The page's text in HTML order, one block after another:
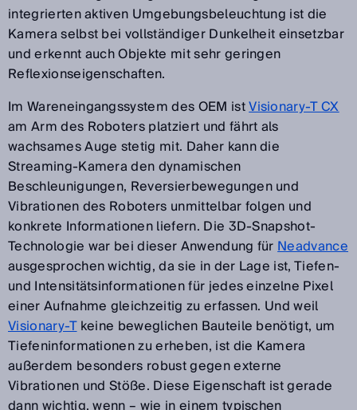
integrierten aktiven Umgebungsbeleuchtung ist die
Kamera selbst bei vollständiger Dunkelheit einsetzbar
und erkennt auch Objekte mit sehr geringen
Reflexionseigenschaften.
Im Wareneingangssystem des OEM istVisionary-T CX
am Arm des Roboters platziert und fährt als
wachsames Auge stetig mit. Daher kann die
Streaming-Kamera den dynamischen
Beschleunigungen, Reversierbewegungen und
Vibrationen des Roboters unmittelbar folgen und
konkrete Informationen liefern. Die 3D-Snapshot-
Technologie war bei dieser Anwendung fürNeadvance
ausgesprochen wichtig, da sie in der Lage ist, Tiefen-
und Intensitätsinformationen für jedes einzelne Pixel
einer Aufnahme gleichzeitig zu erfassen. Und weil
Visionary-Tkeine beweglichen Bauteile benötigt, um
Tiefeninformationen zu erheben, ist die Kamera
außerdem besonders robust gegen externe
Vibrationen und Stöße. Diese Eigenschaft ist gerade